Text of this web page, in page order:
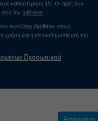
με καθυστέρηση 15’. Οι τιμές των
από την InBroker
euro2day διατίθεται στους
χρήση και η επαναδημοσίευσή του
Προσωπικού
Απόρρητο